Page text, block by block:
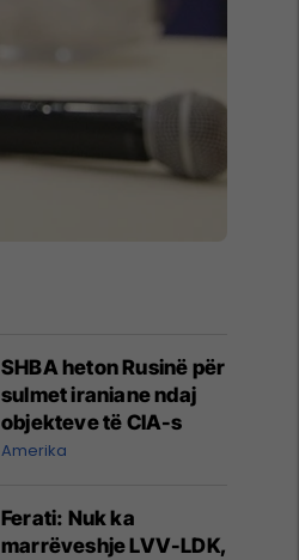
SHBA heton Rusinë për
sulmet iraniane ndaj
objekteve të CIA-s
Amerika
Ferati: Nuk ka
marrëveshje LVV-LDK,